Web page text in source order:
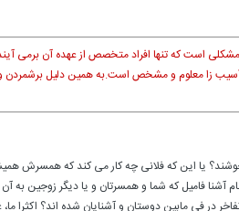
است که تنها افراد متخصص از عهده آن برمی
زا معلوم و مشخص است.به همین دلیل برشمردن
یا این که فلانی چه کار می کند که همسرش
نام آشنا فامیل که شما و همسرتان و یا دیگر زوجین
در فی مابین دوستان و آشنایان شده اند؟ اکثرا